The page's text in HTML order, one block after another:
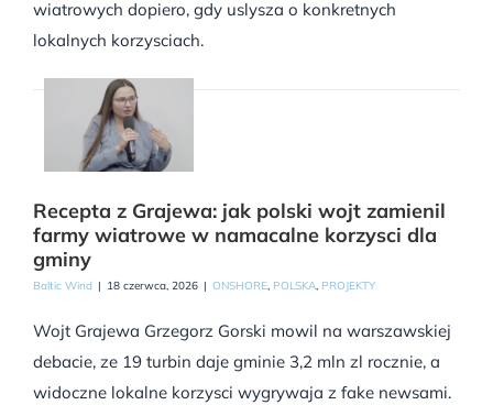
wiatrowych dopiero, gdy uslysza o konkretnych
lokalnych korzysciach.
Recepta z Grajewa: jak polski wojt zamienil
farmy wiatrowe w namacalne korzysci dla
gminy
Baltic Wind | 18 czerwca, 2026 | ONSHORE, POLSKA, PROJEKTY
Wojt Grajewa Grzegorz Gorski mowil na warszawskiej
debacie, ze 19 turbin daje gminie 3,2 mln zl rocznie, a
widoczne lokalne korzysci wygrywaja z fake newsami.